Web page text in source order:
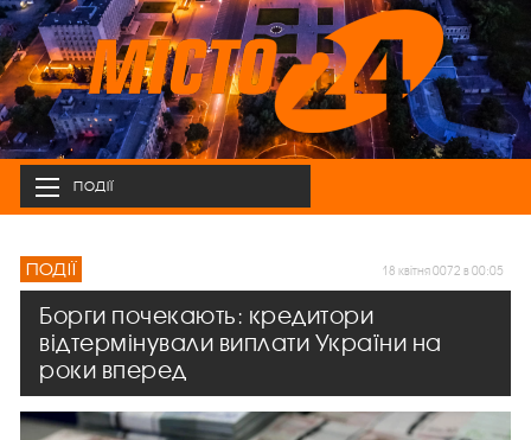
ПОДІЇ
ПОДІЇ 18 квітня 0072 в 00:05
Борги почекають: кредитори
відтермінували виплати України на
роки вперед